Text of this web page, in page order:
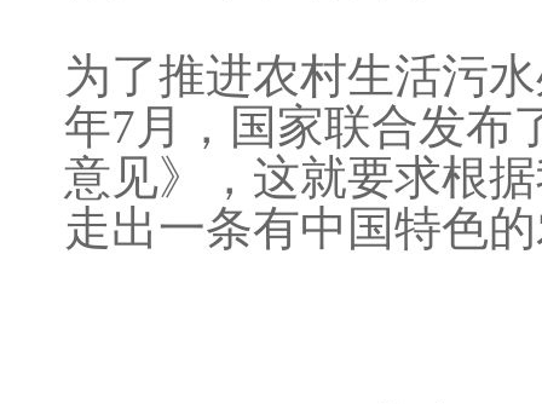
为了推进农村生活污
年7月，国家联合发布
意见》，这就要求根
走出一条有中国特色